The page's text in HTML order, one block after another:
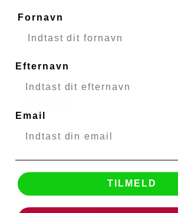
Udsolgt - Kontakt kundeservice
1.199,00 DKK
Fornavn
Efternavn
Email
TILMELD